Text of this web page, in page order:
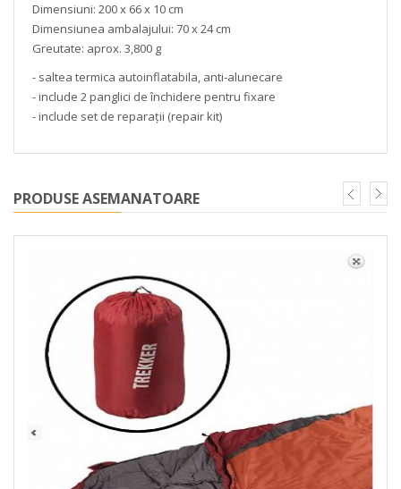
Dimensiuni: 200 x 66 x 10 cm
Dimensiunea ambalajului: 70 x 24 cm
Greutate: aprox. 3,800 g
- saltea termica autoinflatabila, anti-alunecare
- include 2 panglici de închidere pentru fixare
- include set de reparații (repair kit)
PRODUSE ASEMANATOARE